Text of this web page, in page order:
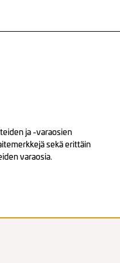
ja -varaosien
sekä erittäin
varaosia.